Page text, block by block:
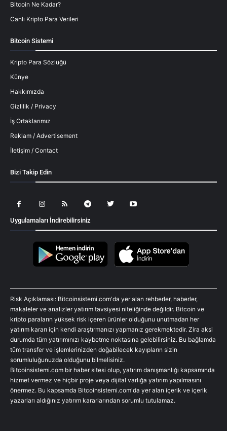
Bitcoin Ne Kadar?
Canlı Kripto Para Verileri
Bitcoin Sistemi
Kripto Para Sözlüğü
Künye
Hakkımızda
Gizlilik / Privacy
İş Ortaklarımız
Reklam / Advertisement
İletişim / Contact
Bizi Takip Edin
Uygulamaları İndirebilirsiniz
Risk Açıklaması: Bitcoinsistemi.com'da yer alan rehberler, haberler,
makaleler ve analizler yatırım tavsiyesi niteliğinde değildir. Bitcoin ve
kripto paraların yüksek risk içeren ürünler olduğunu unutmadan her
yatırım kararı için kendi araştırmanızı yapmanız gerekmektedir. Zira aksi
durumda tüm yatırımınızı kaybetme noktasına gelebilirsiniz. Bu bağlamda
tüm transfer ve işlemlerinizden doğabilecek kayıpların sizin
sorumluluğunuzda olduğunu bilmelisiniz.
Bitcoinsistemi.com bir haber sitesi olup, yatırım danışmanlığı kapsamında
hizmet vermez ve hiçbir proje veya dijital varlığa yatırım yapılmasını
önermez. Bu kapsamda Bitcoinsistemi.com'da yer alan içerik ve içerik
yazarları aldığınız yatırım kararlarından sorumlu tutulamaz.